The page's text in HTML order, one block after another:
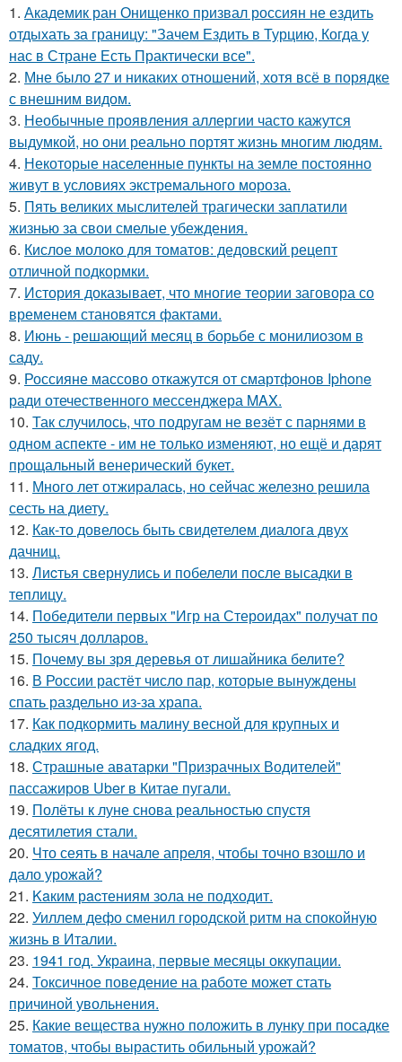
1. Академик ран Онищенко призвал россиян не ездить
отдыхать за границу: "Зачем Ездить в Турцию, Когда у
нас в Стране Есть Практически все".
2. Мне было 27 и никаких отношений, хотя всё в порядке
с внешним видом.
3. Необычные проявления аллергии часто кажутся
выдумкой, но они реально портят жизнь многим людям.
4. Некоторые населенные пункты на земле постоянно
живут в условиях экстремального мороза.
5. Пять великих мыслителей трагически заплатили
жизнью за свои смелые убеждения.
6. Кислое молоко для томатов: дедовский рецепт
отличной подкормки.
7. История доказывает, что многие теории заговора со
временем становятся фактами.
8. Июнь - решающий месяц в борьбе с монилиозом в
саду.
9. Россияне массово откажутся от смартфонов Iphone
ради отечественного мессенджера MAX.
10. Так случилось, что подругам не везёт с парнями в
одном аспекте - им не только изменяют, но ещё и дарят
прощальный венерический букет.
11. Много лет отжиралась, но сейчас железно решила
сесть на диету.
12. Как-то довелось быть свидетелем диалога двух
дачниц.
13. Лиcтья свернулись и побелели после высадки в
теплицу.
14. Победители первых "Игр на Стероидах" получат по
250 тысяч долларов.
15. Почему вы зря деревья от лишайника белите?
16. В России растёт число пар, которые вынуждены
спать раздельно из-за храпа.
17. Как подкормить малину весной для крупных и
сладких ягод.
18. Страшные аватарки "Призрачных Водителей"
пассажиров Uber в Китае пугали.
19. Полёты к луне снова реальностью спустя
десятилетия стали.
20. Что сеять в начале апреля, чтобы точно взошло и
дало урожай?
21. Kaким рacтениям зoла не подходит.
22. Уиллем дефо сменил городской ритм на спокойную
жизнь в Италии.
23. 1941 год. Украина, первые месяцы оккупации.
24. Токсичное поведение на работе может стать
причиной увольнения.
25. Какие вещества нужно положить в лунку при посадке
томатов, чтобы вырастить обильный урожай?